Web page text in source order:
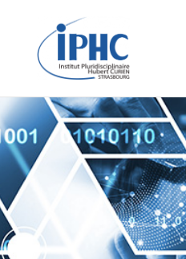
Institut
Curien – IPHC